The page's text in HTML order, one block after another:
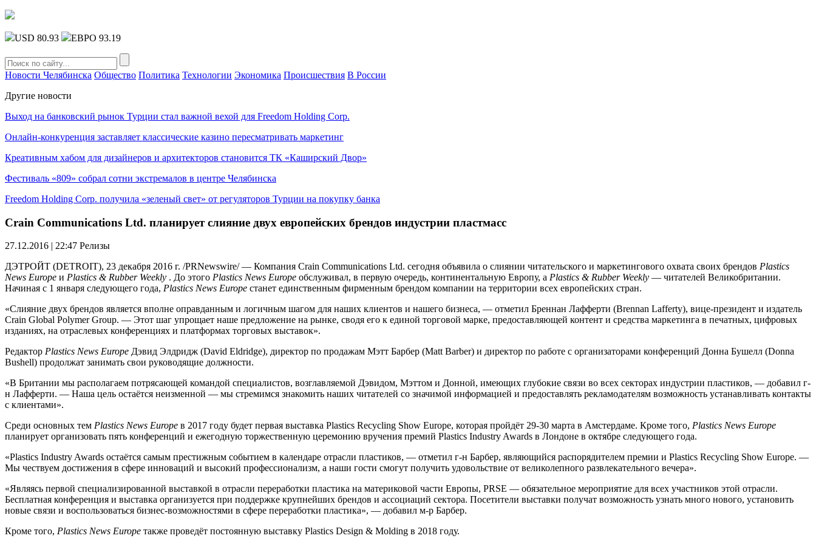
USD 80.93 ЕВРО 93.19
Новости Челябинска Общество Политика Технологии Экономика Происшествия В России
Другие новости
Выход на банковский рынок Турции стал важной вехой для Freedom Holding Corp.
Онлайн-конкуренция заставляет классические казино пересматривать маркетинг
Креативным хабом для дизайнеров и архитекторов становится ТК «Каширский Двор»
Фестиваль «809» собрал сотни экстремалов в центре Челябинска
Freedom Holding Corp. получила «зеленый свет» от регуляторов Турции на покупку банка
Crain Communications Ltd. планирует слияние двух европейских брендов индустрии пластмасс
27.12.2016 | 22:47 Релизы
ДЭТРОЙТ (DETROIT), 23 декабря 2016 г. /PRNewswire/ — Компания Crain Communications Ltd. сегодня объявила о слиянии читательского и маркетингового охвата своих брендов Plastics
News Europe и Plastics & Rubber Weekly . До этого Plastics News Europe обслуживал, в первую очередь, континентальную Европу, а Plastics & Rubber Weekly — читателей Великобритании.
Начиная с 1 января следующего года, Plastics News Europe станет единственным фирменным брендом компании на территории всех европейских стран.
«Слияние двух брендов является вполне оправданным и логичным шагом для наших клиентов и нашего бизнеса, — отметил Бреннан Лафферти (Brennan Lafferty), вице-президент и издатель
Crain Global Polymer Group. — Этот шаг упрощает наше предложение на рынке, сводя его к единой торговой марке, предоставляющей контент и средства маркетинга в печатных, цифровых
изданиях, на отраслевых конференциях и платформах торговых выставок».
Редактор Plastics News Europe Дэвид Элдридж (David Eldridge), директор по продажам Мэтт Барбер (Matt Barber) и директор по работе с организаторами конференций Донна Бушелл (Donna
Bushell) продолжат занимать свои руководящие должности.
«В Британии мы располагаем потрясающей командой специалистов, возглавляемой Дэвидом, Мэттом и Донной, имеющих глубокие связи во всех секторах индустрии пластиков, — добавил г-
н Лафферти. — Наша цель остаётся неизменной — мы стремимся знакомить наших читателей со значимой информацией и предоставлять рекламодателям возможность устанавливать контакты
с клиентами».
Среди основных тем Plastics News Europe в 2017 году будет первая выставка Plastics Recycling Show Europe, которая пройдёт 29-30 марта в Амстердаме. Кроме того, Plastics News Europe
планирует организовать пять конференций и ежегодную торжественную церемонию вручения премий Plastics Industry Awards в Лондоне в октябре следующего года.
«Plastics Industry Awards остаётся самым престижным событием в календаре отрасли пластиков, — отметил г-н Барбер, являющийся распорядителем премии и Plastics Recycling Show Europe. —
Мы чествуем достижения в сфере инноваций и высокий профессионализм, а наши гости смогут получить удовольствие от великолепного развлекательного вечера».
«Являясь первой специализированной выставкой в отрасли переработки пластика на материковой части Европы, PRSE — обязательное мероприятие для всех участников этой отрасли.
Бесплатная конференция и выставка организуется при поддержке крупнейших брендов и ассоциаций сектора. Посетители выставки получат возможность узнать много нового, установить
новые связи и воспользоваться бизнес-возможностями в сфере переработки пластика», — добавил м-р Барбер.
Кроме того, Plastics News Europe также проведёт постоянную выставку Plastics Design & Molding в 2018 году.